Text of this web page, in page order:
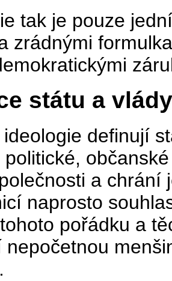
tak je pouze
zrádnými
státu a vlády
definují
a chrání
naprosto
pořádku a
nepočetnou